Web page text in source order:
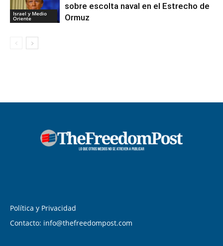
Israel y Medio
Oriente
sobre escolta naval en el Estrecho de
Ormuz
Política y Privacidad
Contacto: info@thefreedompost.com